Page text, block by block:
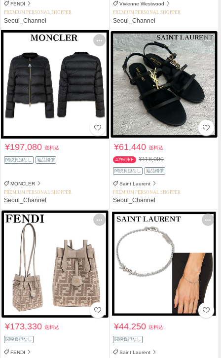
FENDI
PREMIUM PERSONAL SHOPPER
Seoul_Channel
Vivienne Westwood
PREMIUM PERSONAL SHOPPER
Seoul_Channel
¥197,080送料込
関税負担なし 返品補償
MONCLER
PREMIUM PERSONAL SHOPPER
Seoul_Channel
¥61,440送料込
47%OFF ¥118,000
関税負担なし 返品補償
Saint Laurent
PREMIUM PERSONAL SHOPPER
Seoul_Channel
¥173,330送料込
関税負担なし
FENDI
¥44,250送料込
関税負担なし
Saint Laurent